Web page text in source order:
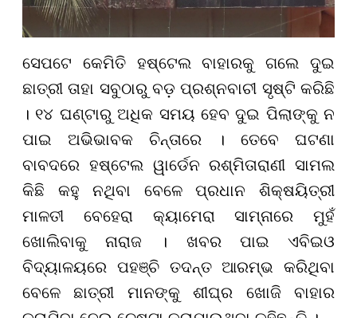
ସେପଟେ କେମିତି ହଷ୍ଟେଲ ବାହାରକୁ ଗଲେ ଦୁଇ
ଛାତ୍ରୀ ତାହା ସବୁଠାରୁ ବଡ଼ ପ୍ରଶ୍ନବାଚୀ ସୃଷ୍ଟି କରିଛି
। ୧୪ ଘଣ୍ଟାରୁ ଅଧିକ ସମୟ ହେବ ଦୁଇ ପିଲାଙ୍କୁ ନ
ପାଇ ଅଭିଭାବକ ଚିନ୍ତାରେ । ତେବେ ଘଟଣା
ବାବଦରେ ହଷ୍ଟେଲ ୱାର୍ଡେନ ରଶ୍ମିତାରାଣୀ ସାମଲ
କିଛି କହୁ ନଥିବା ବେଳେ ପ୍ରଧାନ ଶିକ୍ଷୟିତ୍ରୀ
ମାଳତୀ ବେହେରା କ୍ୟାମେରା ସାମ୍ନାରେ ମୁହଁ
ଖୋଲିବାକୁ ନାରାଜ । ଖବର ପାଇ ଏବିଇଓ
ବିଦ୍ୟାଳୟରେ ପହଞ୍ଚି ତଦନ୍ତ ଆରମ୍ଭ କରିଥିବା
ବେଳେ ଛାତ୍ରୀ ମାନଙ୍କୁ ଶୀଘ୍ର ଖୋଜି ବାହାର